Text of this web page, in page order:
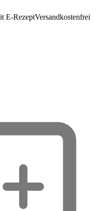
E-RezeptVersandkostenfrei